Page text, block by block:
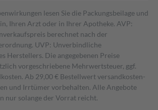
lesen Sie die Packungsbeilage und
Ihren Arzt oder in Ihrer Apotheke. AVP:
berechnet nach der
UVP: Unverbindliche
Herstellers. Die angegebenen Preise
vorgeschriebene Mehrwertsteuer, ggf.
Ab 29,00 € Bestell­wert versand­kosten­
und Irrtümer vorbehalten. Alle Angebote
nur solange der Vorrat reicht.